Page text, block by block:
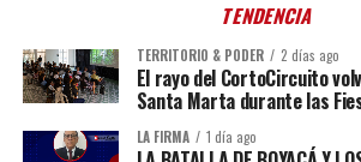
TENDENCIA
TERRITORIO & PODER 2 días ago
El rayo del CortoCircuito
Santa Marta durante las
LA FIRMA 1 día ago